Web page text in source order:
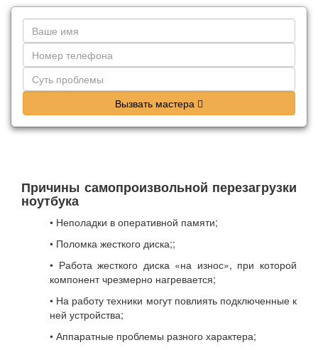
Вызвать мастера
Причины самопроизвольной перезагрузки
ноутбука
• Неполадки в оперативной памяти;
• Поломка жесткого диска;;
• Работа жесткого диска «на износ», при которой
компонент чрезмерно нагревается;
• На работу техники могут повлиять подключенные к
ней устройства;
• Аппаратные проблемы разного характера;